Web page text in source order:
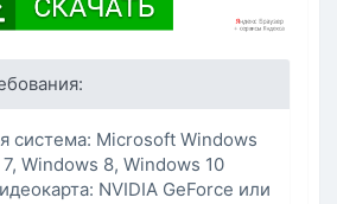
система: Microsoft Windows
Windows 8, Windows 10
NVIDIA GeForce или